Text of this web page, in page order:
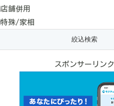
店舗併用
特殊/家相
スポンサーリンク